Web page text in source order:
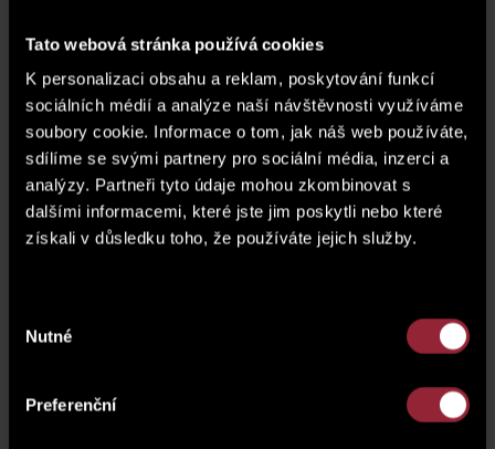
Tato webová stránka používá cookies
K personalizaci obsahu a reklam, poskytování funkcí
sociálních médií a analýze naší návštěvnosti využíváme
soubory cookie. Informace o tom, jak náš web používáte,
sdílíme se svými partnery pro sociální média, inzerci a
analýzy. Partneři tyto údaje mohou zkombinovat s
dalšími informacemi, které jste jim poskytli nebo které
získali v důsledku toho, že používáte jejich služby.
souhlasu
Nutné
Preferenční